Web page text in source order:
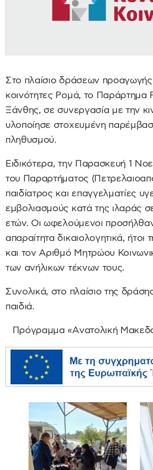
Στο πλαίσιο δράσεων προαγωγής
κοινότητες Ρομά, το
Ξάνθης, σε συνεργασία με την
υλοποίησε στοχευμένη
πληθυσμού.
Ειδικότερα, την Παρασκευή 1
του Παραρτήματος
παιδίατρος και επαγγελματίες
εμβολιασμούς κατά της ιλαράς σε
ετών. Οι ωφελούμενοι
απαραίτητα δικαιολογητικά, ήτοι
και τον Αριθμό Μητρώου
των ανήλικων τέκνων τους.
Συνολικά, στο πλαίσιο της
παιδιά.
Πρόγραμμα «Aνατολική